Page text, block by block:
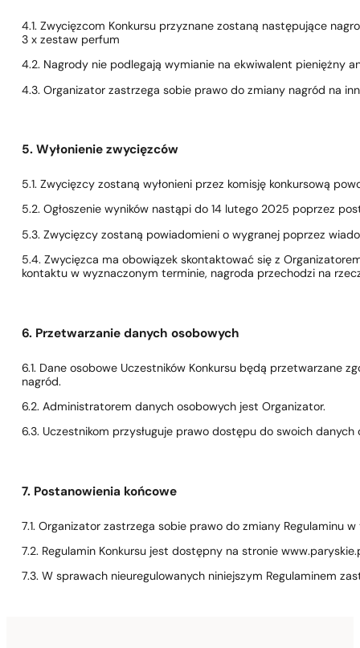
4.1. Zwycięzcom Konkursu przyznane zostaną następujące
3 x zestaw perfum
4.2. Nagrody nie podlegają wymianie na ekwiwalent pieniężny
4.3. Organizator zastrzega sobie prawo do zmiany nagród na
5. Wyłonienie zwycięzców
5.1. Zwycięzcy zostaną wyłonieni przez komisję konkursową
5.2. Ogłoszenie wyników nastąpi do 14 lutego 2025 poprzez
5.3. Zwycięzcy zostaną powiadomieni o wygranej poprzez
5.4. Zwycięzca ma obowiązek skontaktować się z
kontaktu w wyznaczonym terminie, nagroda przechodzi na
6. Przetwarzanie danych osobowych
6.1. Dane osobowe Uczestników Konkursu będą przetwarzane
nagród.
6.2. Administratorem danych osobowych jest Organizator.
6.3. Uczestnikom przysługuje prawo dostępu do swoich
7. Postanowienia końcowe
7.1. Organizator zastrzega sobie prawo do zmiany Regulaminu
7.2. Regulamin Konkursu jest dostępny na stronie
7.3. W sprawach nieuregulowanych niniejszym Regulaminem